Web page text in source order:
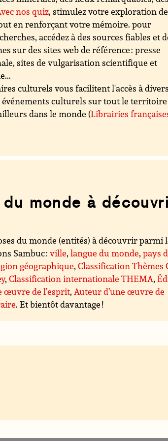
nos quiz, stimulez votre exploration de
en renforçant votre mémoire. pour
accédez à des sources fiables et
sur des sites web de référence : presse
sites de vulgarisation scientifique et
culturels vous facilitent l'accès à
événements culturels sur tout le territoire
dans le monde (Librairies
monde à
du monde (entités) à découvrir parmi
Sambuc :ville,langue du monde,pays
géographique,Classification Thèmes
,Classification internationale THEMA,
de l’esprit, Auteur d’une œuvre de
. Et bientôt davantage !